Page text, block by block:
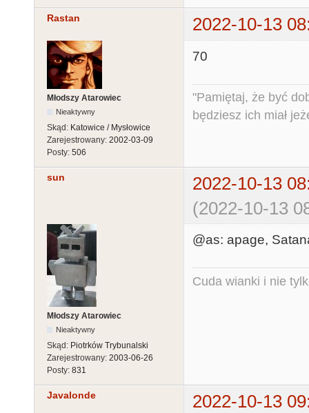
Rastan 2022-10-13
Młodszy Atarowiec
Nieaktywny
Skąd: Katowice / Mysłowice
Zarejestrowany: 2002-03-09
Posty: 506
70
"Pamiętaj, że być
będziesz ich miał
sun
2022-10-13
(2022-10-13
Młodszy Atarowiec
Nieaktywny
Skąd: Piotrków Trybunalski
Zarejestrowany: 2003-06-26
Posty: 831
@as: apage,
Cuda wianki i nie
Javalonde 2022-10-13